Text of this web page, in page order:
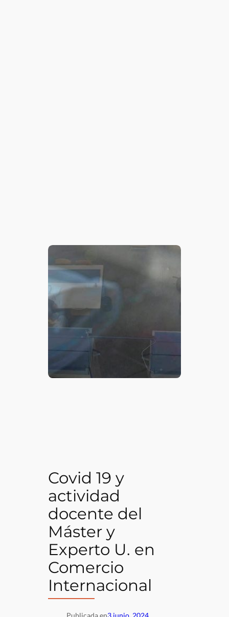
Covid 19 y
actividad
docente del
Máster y
Experto U. en
Comercio
Internacional